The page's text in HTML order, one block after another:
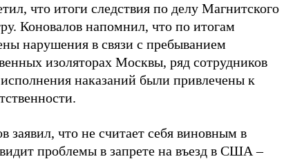
что итоги следствия по делу Магнитского
Коновалов напомнил, что по итогам
нарушения в связи с пребыванием
изоляторах Москвы, ряд сотрудников
наказаний были привлечены к
заявил, что не считает себя виновным в
проблемы в запрете на въезд в США –